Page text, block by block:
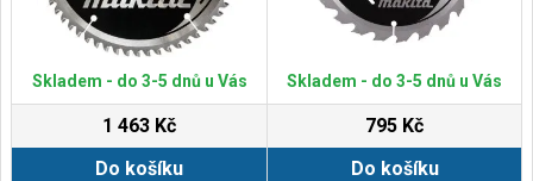
Skladem - do 3-5 dnů u Vás
1 463 Kč
Do košíku
Skladem - do 3-5 dnů u Vás
795 Kč
Do košíku